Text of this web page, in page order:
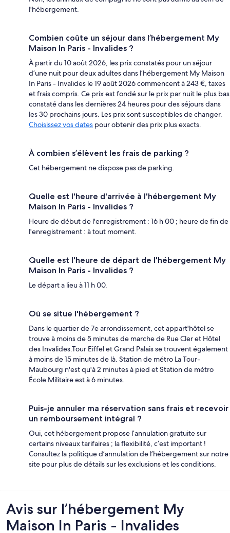
l'hébergement.
Combien coûte un séjour dans l’hébergement My
Maison In Paris - Invalides ?
À partir du 10 août 2026, les prix constatés pour un séjour
d’une nuit pour deux adultes dans l’hébergement My Maison
In Paris - Invalides le 19 août 2026 commencent à 243 €, taxes
et frais compris. Ce prix est fondé sur le prix par nuit le plus bas
constaté dans les dernières 24 heures pour des séjours dans
les 30 prochains jours. Les prix sont susceptibles de changer.
Choisissez vos dates pour obtenir des prix plus exacts.
À combien s’élèvent les frais de parking ?
Cet hébergement ne dispose pas de parking.
Quelle est l'heure d'arrivée à l'hébergement My
Maison In Paris - Invalides ?
Heure de début de l'enregistrement : 16 h 00 ; heure de fin de
l'enregistrement : à tout moment.
Quelle est l'heure de départ de l'hébergement My
Maison In Paris - Invalides ?
Le départ a lieu à 11 h 00.
Où se situe l'hébergement ?
Dans le quartier de 7e arrondissement, cet appart'hôtel se
trouve à moins de 5 minutes de marche de Rue Cler et Hôtel
des Invalides.Tour Eiffel et Grand Palais se trouvent également
à moins de 15 minutes de là. Station de métro La Tour-
Maubourg n'est qu'à 2 minutes à pied et Station de métro
École Militaire est à 6 minutes.
Puis-je annuler ma réservation sans frais et recevoir
un remboursement intégral ?
Oui, cet hébergement propose l’annulation gratuite sur
certains niveaux tarifaires ; la flexibilité, c’est important !
Consultez la politique d’annulation de l’hébergement sur notre
site pour plus de détails sur les exclusions et les conditions.
Avis
Avis sur l’hébergement My
Maison In Paris - Invalides